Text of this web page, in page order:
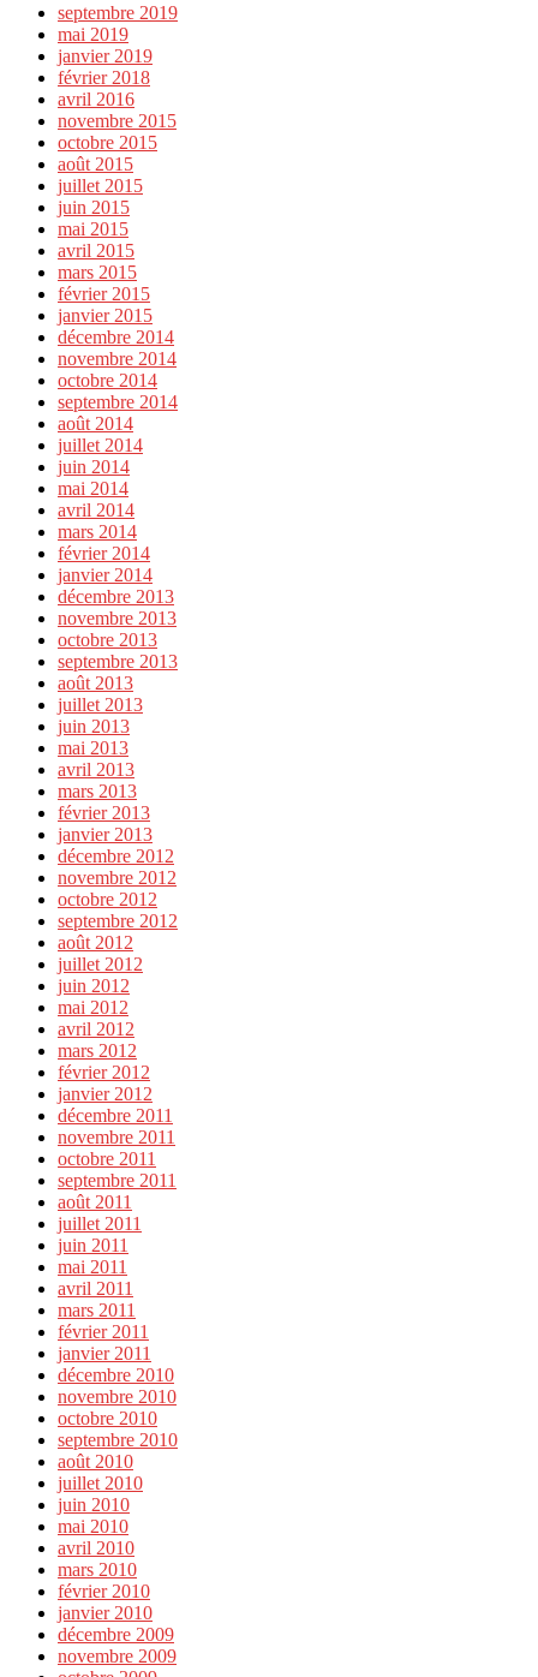
septembre 2019
mai 2019
janvier 2019
février 2018
avril 2016
novembre 2015
octobre 2015
août 2015
juillet 2015
juin 2015
mai 2015
avril 2015
mars 2015
février 2015
janvier 2015
décembre 2014
novembre 2014
octobre 2014
septembre 2014
août 2014
juillet 2014
juin 2014
mai 2014
avril 2014
mars 2014
février 2014
janvier 2014
décembre 2013
novembre 2013
octobre 2013
septembre 2013
août 2013
juillet 2013
juin 2013
mai 2013
avril 2013
mars 2013
février 2013
janvier 2013
décembre 2012
novembre 2012
octobre 2012
septembre 2012
août 2012
juillet 2012
juin 2012
mai 2012
avril 2012
mars 2012
février 2012
janvier 2012
décembre 2011
novembre 2011
octobre 2011
septembre 2011
août 2011
juillet 2011
juin 2011
mai 2011
avril 2011
mars 2011
février 2011
janvier 2011
décembre 2010
novembre 2010
octobre 2010
septembre 2010
août 2010
juillet 2010
juin 2010
mai 2010
avril 2010
mars 2010
février 2010
janvier 2010
décembre 2009
novembre 2009